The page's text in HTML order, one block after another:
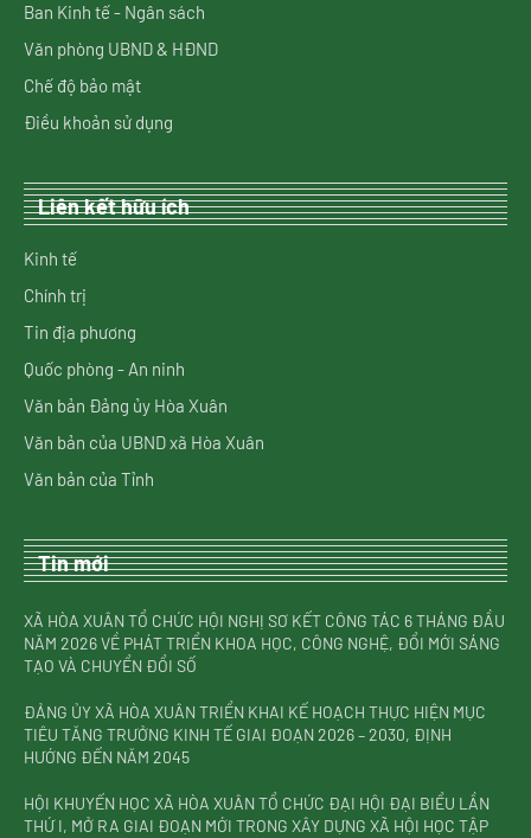
Ban Kinh tế - Ngân sách
Văn phòng UBND & HĐND
Chế độ bảo mật
Điều khoản sử dụng
Liên kết hữu ích
Kinh tế
Chính trị
Tin địa phương
Quốc phòng - An ninh
Văn bản Đảng ủy Hòa Xuân
Văn bản của UBND xã Hòa Xuân
Văn bản của Tỉnh
Tin mới
XÃ HÒA XUÂN TỔ CHỨC HỘI NGHỊ SƠ KẾT CÔNG TÁC 6 THÁNG ĐẦU
NĂM 2026 VỀ PHÁT TRIỂN KHOA HỌC, CÔNG NGHỆ, ĐỔI MỚI SÁNG
TẠO VÀ CHUYỂN ĐỔI SỐ
ĐẢNG ỦY XÃ HÒA XUÂN TRIỂN KHAI KẾ HOẠCH THỰC HIỆN MỤC
TIÊU TĂNG TRƯỞNG KINH TẾ GIAI ĐOẠN 2026 – 2030, ĐỊNH
HƯỚNG ĐẾN NĂM 2045
HỘI KHUYẾN HỌC XÃ HÒA XUÂN TỔ CHỨC ĐẠI HỘI ĐẠI BIỂU LẦN
THỨ I, MỞ RA GIAI ĐOẠN MỚI TRONG XÂY DỰNG XÃ HỘI HỌC TẬP